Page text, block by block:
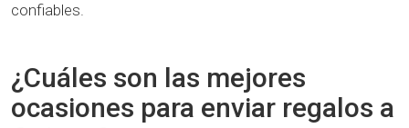
confiables.
¿Cuáles son las mejores
ocasiones para enviar regalos a